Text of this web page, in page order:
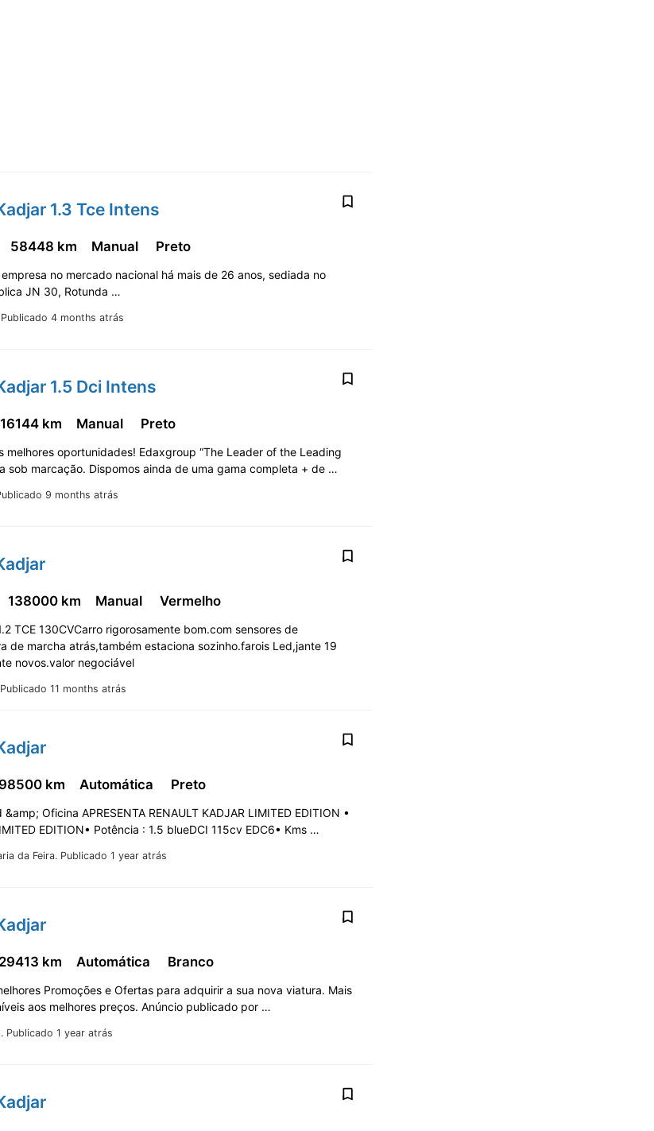
1.3 Tce Intens
Publicado 4 months atrás
58448 km Manual Preto
no mercado nacional há mais de 26 anos, sediada no
JN 30, Rotunda …
1.5 Dci Intens
9 months atrás
km Manual Preto
melhores oportunidades! Edaxgroup “The Leader of the Leading
sob marcação. Dispomos ainda de uma gama completa + de …
Publicado 11 months atrás
138000 km Manual Vermelho
TCE 130CVCarro rigorosamente bom.com sensores de
de marcha atrás,também estaciona sozinho.farois Led,jante 19
novos.valor negociável
da Feira. Publicado 1 year atrás
km Automática Preto
Oficina APRESENTA RENAULT KADJAR LIMITED EDITION •
EDITION• Potência : 1.5 blueDCI 115cv EDC6• Kms …
Publicado 1 year atrás
km Automática Branco
Promoções e Ofertas para adquirir a sua nova viatura. Mais
aos melhores preços. Anúncio publicado por …